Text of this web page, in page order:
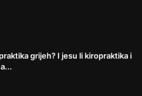
grijeh? I jesu li kiropraktika i